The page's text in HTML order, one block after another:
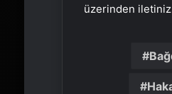
üzerinden